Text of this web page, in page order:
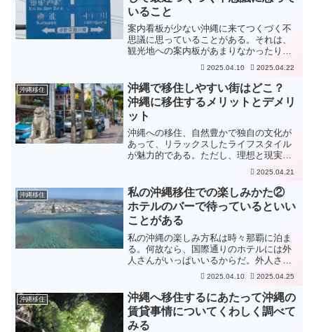
いること
案内看板が少ない沖縄に来てつくづく不
思議に思っていることがある。それは、
観光地への案内板があまりなかったり、
なかったり、看板が小さかったり、観光
地へ向かう歩道は雑草まみれだったりす
ることだ。もう少し案内板...
2025.04.10 2025.04.22
沖縄移住
沖縄で移住しやすい街はどこ？
沖縄に移住するメリットとデメリ
ット
沖縄への移住、自然豊かで独自の文化が
あって、リラックスしたライフスタイル
が魅力的である。ただし、理想と現実の
ットを両方しっかり把握するのが大事で
ある。事前にいろいろな地域をリサーチ
してまわることをお勧めす...
2025.04.21
沖縄移住
私の沖縄移住での楽しみかた②
ホテルのバーで待っているといい
ことがある
私の沖縄の楽しみ方私は時々那覇に泊ま
る。何故なら、国際通りのホテルには外
人さんがいっぱいいるからだ。外人さん
と、言ってもアジア圏の人には話しかけ
ない。何故なら、なんか怖いから。ター
ゲットはヨーロッパ圏やアメリカの人達
である。外人さんも何故か...
2025.04.10 2025.04.25
沖縄移住
沖縄へ移住するにあたって沖縄の
賃貸事情についてくわしく調べて
みる